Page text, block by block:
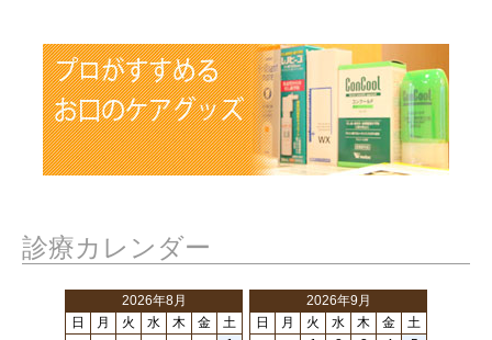
診療カレンダー
2026年8月
日
月 火 水 木 金
土
2026年9月
日
月 火 水 木 金
土